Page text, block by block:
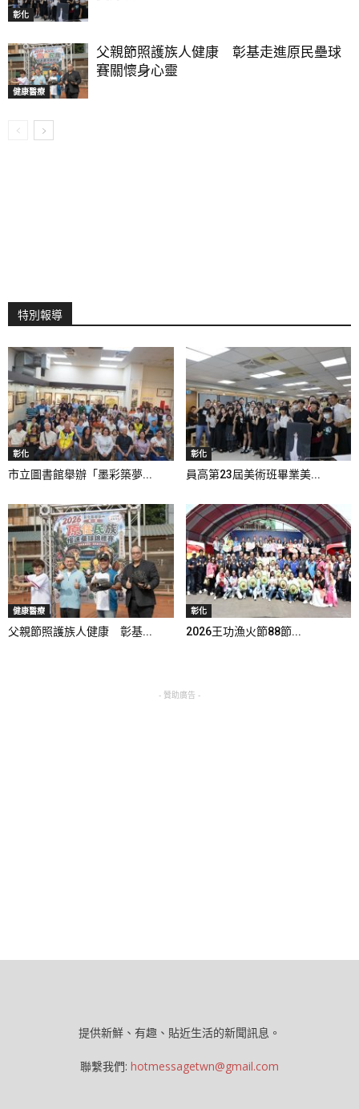
彰化
健康醫療
父親節照護族人健康 彰基走進原民壘球
賽關懷身心靈
特別報導
彰化
市立圖書館舉辦「墨彩築夢...
彰化
員高第23屆美術班畢業美...
健康醫療
父親節照護族人健康 彰基...
彰化
2026王功漁火節88節...
- 贊助廣告 -
提供新鮮、有趣、貼近生活的新聞訊息。
聯繫我們: hotmessagetwn@gmail.com